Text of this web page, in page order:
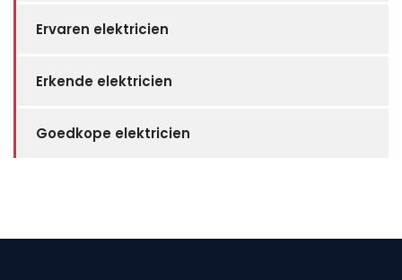
Ervaren elektricien
Erkende elektricien
Goedkope elektricien